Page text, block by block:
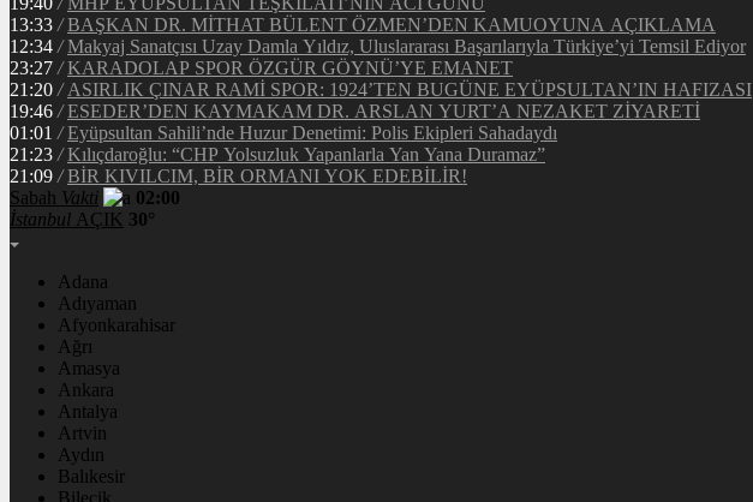
13:33 / BAŞKAN DR. MİTHAT BÜLENT ÖZMEN’DEN KAMUOYUNA AÇIKLAMA
12:34 / Makyaj Sanatçısı Uzay Damla Yıldız, Uluslararası Başarılarıyla Türkiye’yi Temsil Ediyor
23:27 / KARADOLAP SPOR ÖZGÜR GÖYNÜ’YE EMANET
21:20 / ASIRLIK ÇINAR RAMİ SPOR: 1924’TEN BUGÜNE EYÜPSULTAN’IN HAFIZASI
19:46 / ESEDER’DEN KAYMAKAM DR. ARSLAN YURT’A NEZAKET ZİYARETİ
01:01 / Eyüpsultan Sahili’nde Huzur Denetimi: Polis Ekipleri Sahadaydı
21:23 / Kılıçdaroğlu: “CHP Yolsuzluk Yapanlarla Yan Yana Duramaz”
21:09 / BİR KIVILCIM, BİR ORMANI YOK EDEBİLİR!
Sabah Vakti
02:00
İstanbul AÇIK 30°
Adana
Adıyaman
Afyonkarahisar
Ağrı
Amasya
Ankara
Antalya
Artvin
Aydın
Balıkesir
Bilecik